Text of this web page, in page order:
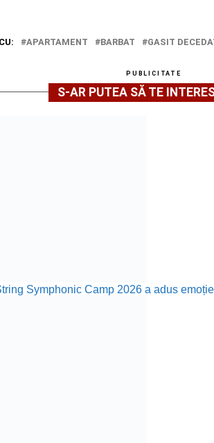
APARTAMENT BARBAT GASIT
PUBLICITATE
S-AR PUTEA SĂ TE
Symphonic Camp 2026 a adus